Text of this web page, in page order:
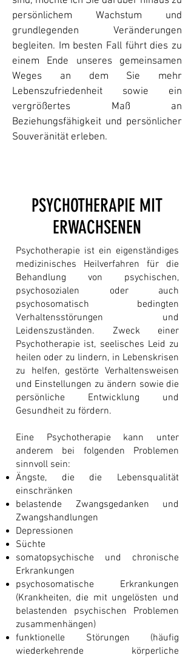
persönlichem Wachstum und
grundlegenden Veränderungen
begleiten. Im besten Fall führt dies zu
einem Ende unseres gemeinsamen
Weges an dem Sie mehr
Lebenszufriedenheit sowie ein
vergrößertes Maß an
Beziehungsfähigkeit und persönlicher
Souveränität erleben.
PSYCHOTHERAPIE MIT
ERWACHSENEN
Psychotherapie ist ein eigenständiges
medizinisches Heilverfahren für die
Behandlung von psychischen,
psychosozialen oder auch
psychosomatisch bedingten
Verhaltensstörungen und
Leidenszuständen. Zweck einer
Psychotherapie ist, seelisches Leid zu
heilen oder zu lindern, in Lebenskrisen
zu helfen, gestörte Verhaltensweisen
und Einstellungen zu ändern sowie die
persönliche Entwicklung und
Gesundheit zu fördern.
Eine Psychotherapie kann unter
anderem bei folgenden Problemen
sinnvoll sein:
Ängste, die die Lebensqualität
einschränken
belastende Zwangsgedanken und
Zwangshandlungen
Depressionen
Süchte
somatopsychische und chronische
Erkrankungen
psychosomatische Erkrankungen
(Krankheiten, die mit ungelösten und
belastenden psychischen Problemen
zusammenhängen)
funktionelle Störungen (häufig
wiederkehrende körperliche